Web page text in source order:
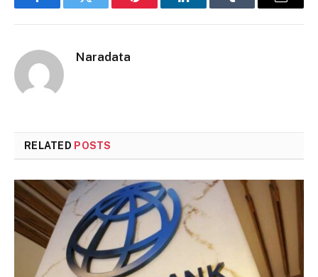
FacebookTwitter Pinterest LinkedInTumblr Email
Naradata
RELATED POSTS